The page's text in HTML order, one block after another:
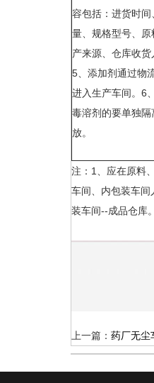
容包括：进货时间
量、规格型号、原
产来源、仓库收货
5、添加剂通过物
进入生产车间。6
毒溶剂的要单独隔
放。
注：1、应在原料
车间、内包装车
装车间--成品仓库。
上一篇： 药厂无尘